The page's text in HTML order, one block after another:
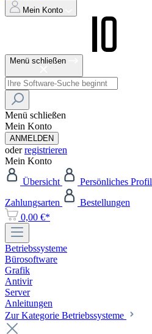
Mein Konto
Menü schließen
Menü schließen
Mein Konto
ANMELDEN
oderregistrieren
Mein Konto
Übersicht
Persönliches Profil
Zahlungsarten
Bestellungen
0,00 €*
Betriebssysteme
Bürosoftware
Grafik
Antivir
Server
Anleitungen
Zur Kategorie Betriebssysteme